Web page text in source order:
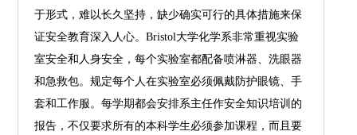
于形式，难以长久坚持，缺少确实可行的具体措施来保
证安全教育深入人心。Bristol大学化学系非常重视实验
室安全和人身安全，每个实验室都配备喷淋器、洗眼器
和急救包。规定每个人在实验室必须佩戴防护眼镜、手
套和工作服。每学期都会安排系主任作安全知识培训的
报告，不仅要求所有的本科学生必须参加课程，而且要